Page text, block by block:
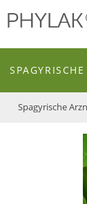
zum Inhalt
Spagyrische